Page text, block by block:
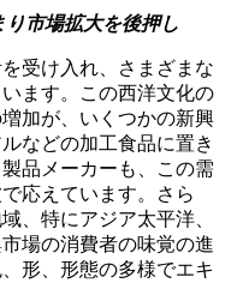
市場拡大を後押し
受け入れ、さまざまな
ます。この西洋文化の
加が、いくつかの新興
などの加工食品に置き
品メーカーも、この需
応えています。さら
、特にアジア太平洋、
場の消費者の味覚の進
形、形態の多様でエキ